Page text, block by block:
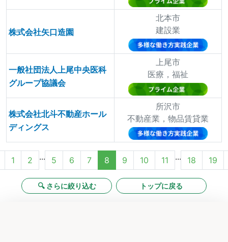
株式会社矢口造園
北本市
建設業
一般社団法人上尾中央医科
グループ協議会
上尾市
医療，福祉
株式会社北斗不動産ホール
ディングス
所沢市
不動産業，物品賃貸業
1 2 ... 5 6 7 8 9 10 11 ... 18 19
🔍 さらに絞り込む トップに戻る